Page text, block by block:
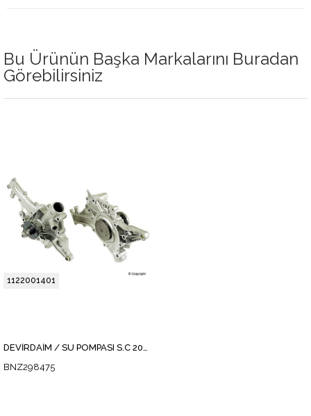
Bu Ürünün Başka Markalarını Buradan
Görebilirsiniz
BNZ298475
1122001401